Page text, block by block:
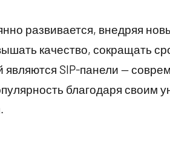
развивается, внедряя
качество, сокращать
SIP-панели —
благодаря своим